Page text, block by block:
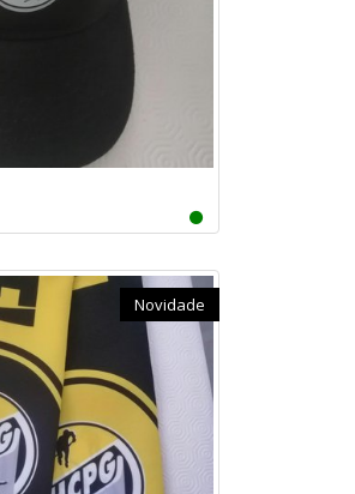
Novidade